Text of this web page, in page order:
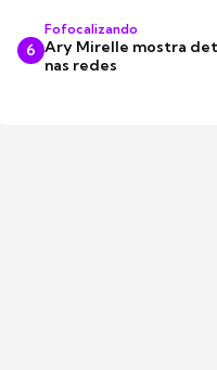
6
Fofocalizando
Ary Mirelle mostra
nas redes